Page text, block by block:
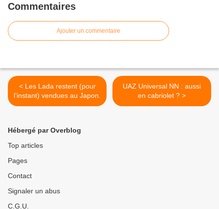
Commentaires
Ajouter un commentaire
< Les Lada restent (pour
l’instant) vendues au Japon.
UAZ Universal NN : aussi
en cabriolet ? >
Hébergé par Overblog
Top articles
Pages
Contact
Signaler un abus
C.G.U.